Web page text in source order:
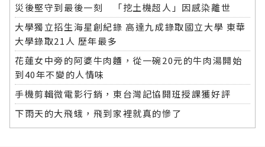
災後堅守到最後一刻 「挖土機超人」因感染離世
大學獨立招生海星創紀錄 高達九成錄取國立大學 東華
大學錄取21人 歷年最多
花蓮女中旁的阿婆牛肉麵，從一碗20元的牛肉湯開始
到40年不變的人情味
手機剪輯微電影行銷，東台灣記協開班授課獲好評
下雨天的大飛蛾，飛到家裡就真的慘了